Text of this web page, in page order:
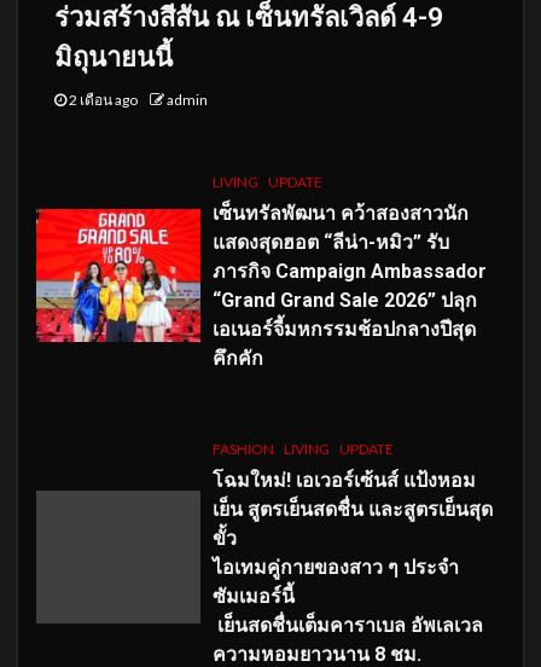
ร่วมสร้างสีสัน ณ เซ็นทรัลเวิลด์ 4-9
มิถุนายนนี้
2 เดือน ago admin
LIVING UPDATE
เซ็นทรัลพัฒนา คว้าสองสาวนัก
แสดงสุดฮอต “ลีน่า-หมิว” รับ
ภารกิจ Campaign Ambassador
“Grand Grand Sale 2026” ปลุก
เอเนอร์จี้มหกรรมช้อปกลางปีสุด
คึกคัก
FASHION LIVING UPDATE
โฉมใหม่! เอเวอร์เซ้นส์ แป้งหอม
เย็น สูตรเย็นสดชื่น และสูตรเย็นสุด
ขั้ว
ไอเทมคู่กายของสาว ๆ ประจำ
ซัมเมอร์นี้
เย็นสดชื่นเต็มคาราเบล อัพเลเวล
ความหอมยาวนาน 8 ชม.